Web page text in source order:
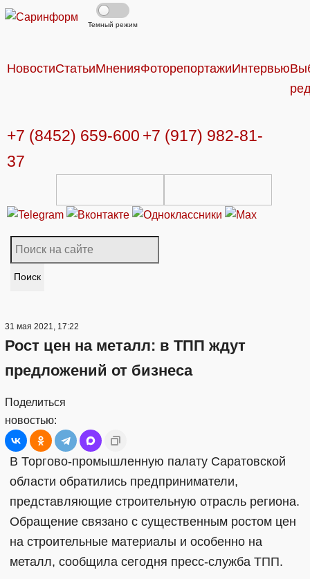
Темный режим
НовостиСтатьиМненияФоторепортажиИнтервью
+7 (8452) 659-600 +7 (917) 982-81-
37
Поиск
31 мая 2021, 17:22
Рост цен на металл: в ТПП ждут
предложений от бизнеса
Поделиться
новостью:
В Торгово-промышленную палату Саратовской
области обратились предприниматели,
представляющие строительную отрасль региона.
Обращение связано с существенным ростом цен
на строительные материалы и особенно на
металл, сообщила сегодня пресс-служба ТПП.